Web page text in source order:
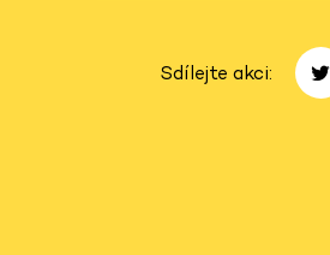
Sdílejte akci: